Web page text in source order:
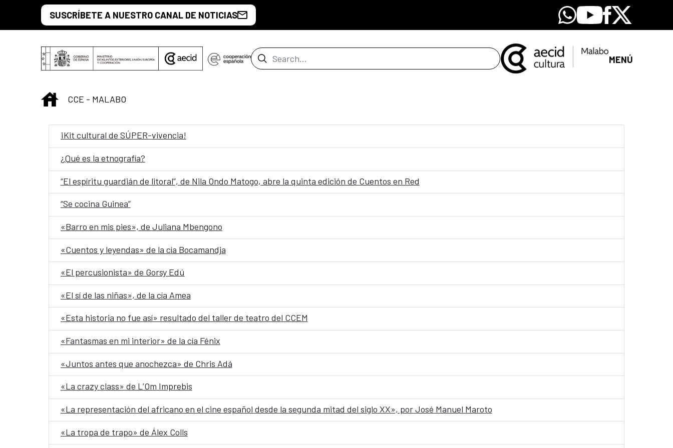
Skip to Main ContentSUSCRÍBETE A NUESTRO CANAL DE NOTICIAS Whatsapp
YoutubeFacebook
X
Search Bar MENÚ
INICIO
CCE - MALABO
¡Kit cultural de SÚPER-vivencia!
¿Qué es la etnografía?
“El espíritu guardián de litoral”, de Nila Ondo Matogo, abre la quinta edición de Cuentos en Red
“Se cocina Guinea”
«Barro en mis pies», de Juliana Mbengono
«Cuentos y leyendas» de la cía Bocamandja
«El percusionista» de Gorsy Edú
«El sí de las niñas», de la cía Amea
«Esta historia no fue así» resultado del taller de teatro del CCEM
«Fantasmas en mi interior» de la cía Fénix
«Juntos antes que anochezca» de Chris Adá
«La crazy class» de L’Om Imprebis
«La representación del africano en el cine español desde la segunda mitad del siglo XX», por José Manuel Maroto
«La tropa de trapo» de Álex Colls